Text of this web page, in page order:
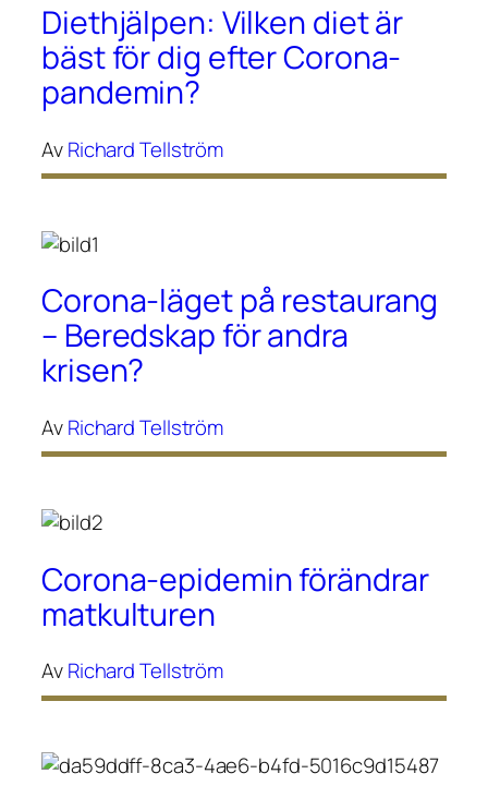
Diethjälpen: Vilken diet är
bäst för dig efter Corona-
pandemin?
AvRichard Tellström
Corona-läget på restaurang
– Beredskap för andra
krisen?
AvRichard Tellström
Corona-epidemin förändrar
matkulturen
AvRichard Tellström